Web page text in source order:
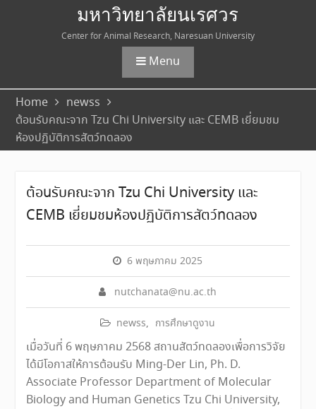
(Personal Protective
Equipment: PPE)
มหาวิทยาลัยนเรศวร
Center for Animal Research, Naresuan University
Menu
Home
newss
ต้อนรับคณะจาก Tzu Chi University และ CEMB เยี่ยมชม
ห้องปฏิบัติการสัตว์ทดลอง
ต้อนรับคณะจาก Tzu Chi University และ
CEMB เยี่ยมชมห้องปฏิบัติการสัตว์ทดลอง
6 พฤษภาคม 2025
nutchanata@nu.ac.th
newss, การศึกษาดูงาน
เมื่อวันที่ 6 พฤษภาคม 2568 สถานสัตว์ทดลองเพื่อการวิจัย
ได้มีโอกาสให้การต้อนรับ Ming-Der Lin, Ph. D.
Associate Professor Department of Molecular
Biology and Human Genetics Tzu Chi University,